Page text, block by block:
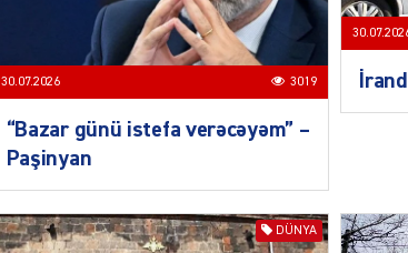
30.07.2026 3019
“Bazar günü istefa verəcəyəm” –
Paşinyan
DÜNYA